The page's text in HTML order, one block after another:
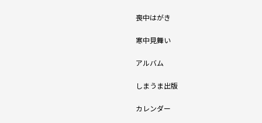
喪中はがき
寒中見舞い
アルバム
しまうま出版
カレンダー